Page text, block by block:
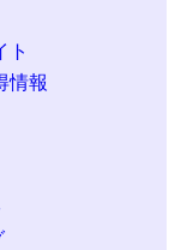
ト
情報